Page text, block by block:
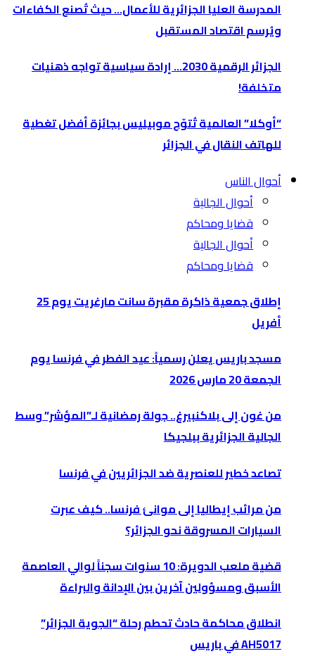
المدرسة العليا الجزائرية للأعمال… حيث تُصنع الكفاءات
ويُرسم اقتصاد المستقبل
الجزائر الرقمية 2030… إرادة سياسية تواجه ذهنيات
متخلفة!
“أوكلا” العالمية تُتوّج موبيليس بجائزة أفضل تغطية
للهاتف النقال في الجزائر
أحوال الناس
أحوال الجالية
قضايا ومحاكم
أحوال الجالية
قضايا ومحاكم
إطلاق جمعية ذاكرة مقبرة سانت مارغريت يوم 25
أفريل
مسجد باريس يعلن رسمياً: عيد الفطر في فرنسا يوم
الجمعة 20 مارس 2026
من غون إلى بلاكنبيرغ.. جولة رمضانية لـ”المؤشر” وسط
الجالية الجزائرية ببلجيكا
تصاعد خطير للعنصرية ضد الجزائريين في فرنسا
من مرائب إيطاليا إلى موانئ فرنسا.. كيف عبرت
السيارات المسروقة نحو الجزائر؟
قضية ملعب الدويرة: 10 سنوات سجناً لوالي العاصمة
الأسبق ومسؤولين آخرين بين الإدانة والبراءة
انطلاق محاكمة حادث تحطم رحلة “الجوية الجزائر”
AH5017 في باريس